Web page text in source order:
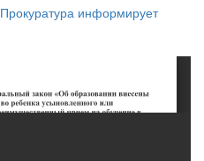
Прокуратура информирует